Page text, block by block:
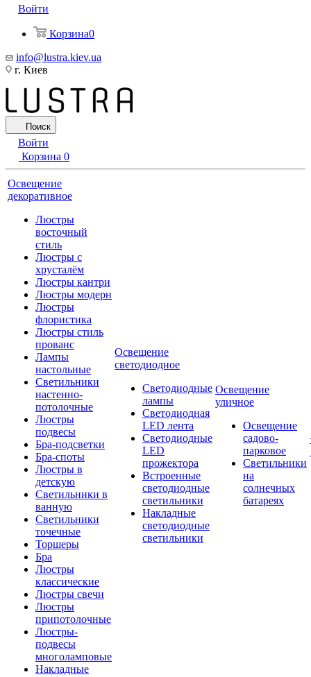
Войти
Корзина0
info@lustra.kiev.ua
г. Киев
Поиск
Войти
Корзина 0
Освещение
декоративное
Люстры
восточный
стиль
Люстры с
хрусталём
Люстры кантри
Люстры модерн
Люстры
флористика
Люстры стиль
прованс
Лампы
настольные
Светильники
настенно-
потолочные
Люстры
подвесы
Бра-подсветки
Бра-споты
Люстры в
детскую
Светильники в
ванную
Светильники
точечные
Торшеры
Бра
Люстры
классические
Люстры свечи
Люстры
припотолочные
Люстры-
подвесы
многоламповые
Накладные
Освещение
светодиодное
Светодиодные
лампы
Светодиодная
LED лента
Светодиодные
LED
прожектора
Встроенные
светодиодные
светильники
Накладные
светодиодные
светильники
Освещение
уличное
Освещение
садово-
парковое
Светильники
на
солнечных
батареях